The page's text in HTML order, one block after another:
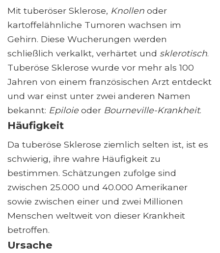
Mit tuberöser Sklerose, Knollen oder
kartoffelähnliche Tumoren wachsen im
Gehirn. Diese Wucherungen werden
schließlich verkalkt, verhärtet und sklerotisch.
Tuberöse Sklerose wurde vor mehr als 100
Jahren von einem französischen Arzt entdeckt
und war einst unter zwei anderen Namen
bekannt: Epiloie oder Bourneville-Krankheit.
Häufigkeit
Da tuberöse Sklerose ziemlich selten ist, ist es
schwierig, ihre wahre Häufigkeit zu
bestimmen. Schätzungen zufolge sind
zwischen 25.000 und 40.000 Amerikaner
sowie zwischen einer und zwei Millionen
Menschen weltweit von dieser Krankheit
betroffen.
Ursache